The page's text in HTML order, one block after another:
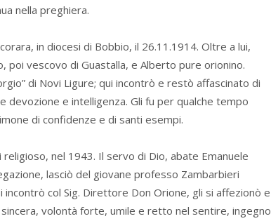
nella preghiera.
in diocesi di Bobbio, il 26.11.1914. Oltre a lui,
poi vescovo di Guastalla, e Alberto pure orionino.
di Novi Ligure; qui incontrò e restò affascinato di
devozione e intelligenza. Gli fu per qualche tempo
di confidenze e di santi esempi.
nel 1943. Il servo di Dio, abate Emanuele
lasciò del giovane professo Zambarbieri
incontrò col Sig. Direttore Don Orione, gli si affezionò e
volontà forte, umile e retto nel sentire, ingegno